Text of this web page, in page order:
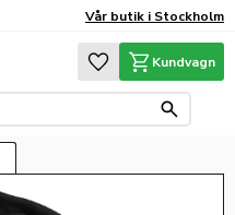
Vår butik i Stockholm
Favoriter
Kundvagn